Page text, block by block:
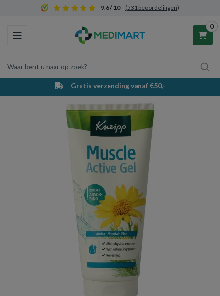
9.6 / 10 (531 beoordelingen)
Toggle navigation
Waar bent u naar op zoek?
0
Winkelwagen
Uw winkelwagen is leeg.
Vul hem met producten.
Gratis verzending vanaf €50,-